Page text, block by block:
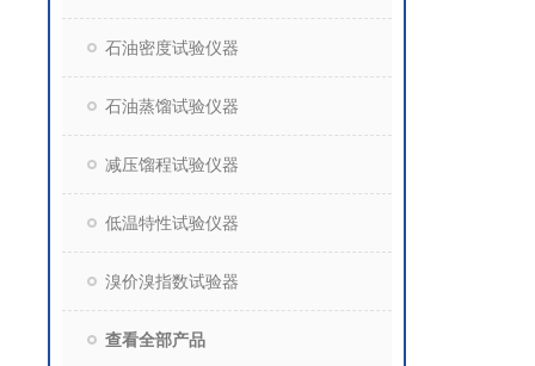
石油密度试验仪器
石油蒸馏试验仪器
减压馏程试验仪器
低温特性试验仪器
溴价溴指数试验器
查看全部产品